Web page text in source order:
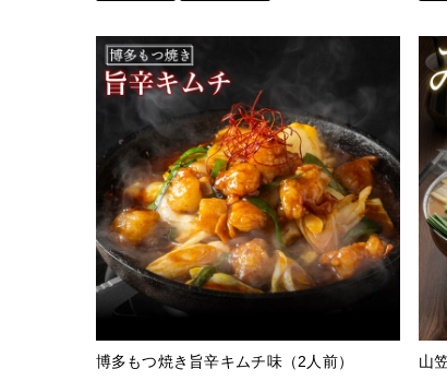
博多もつ焼き旨辛キムチ味（2人前） 山